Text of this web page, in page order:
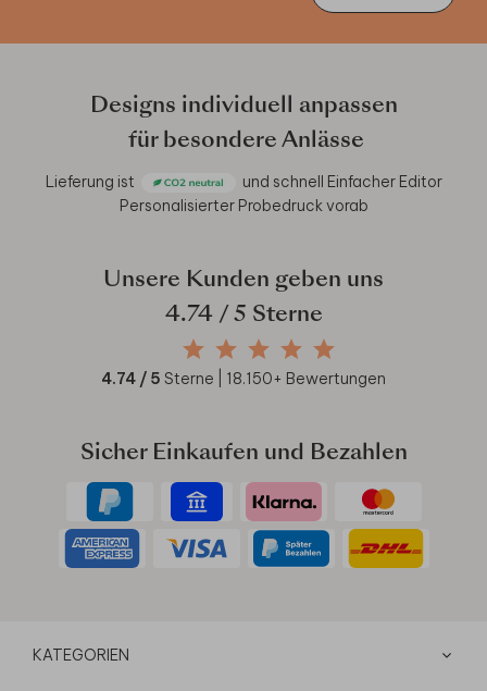
Designs individuell anpassen
für besondere Anlässe
Lieferung ist und schnell Einfacher Editor
Personalisierter Probedruck vorab
Unsere Kunden geben uns
4.74/ 5 Sterne
4.74 / 5 Sterne | 18.150+ Bewertungen
Sicher Einkaufen und Bezahlen
KATEGORIEN